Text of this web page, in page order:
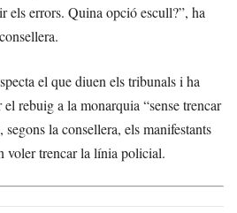
els errors. Quina opció escull?”, ha
el que diuen els tribunals i ha
el rebuig a la monarquia “sense trencar
la consellera, els manifestants
voler trencar la línia policial.